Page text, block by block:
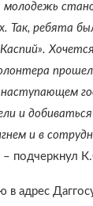
молодежь
Так, ребята
прошел
и
и в
– подчеркнул
в адрес